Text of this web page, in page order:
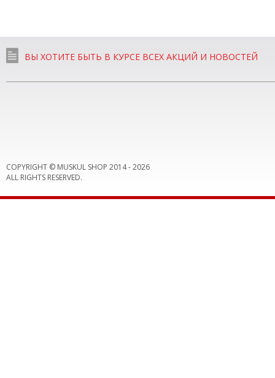
ВЫ ХОТИТЕ БЫТЬ В КУРСЕ ВСЕХ АКЦИЙ И НОВОСТЕЙ
COPYRIGHT © MUSKUL SHOP 2014 -2026
ALL RIGHTS RESERVED.